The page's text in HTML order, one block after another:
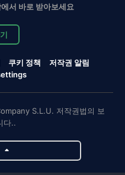
서 바로 받아보세요
쿠키 정책
저작권 알림
S.L.U. 저작권법의 보
다..